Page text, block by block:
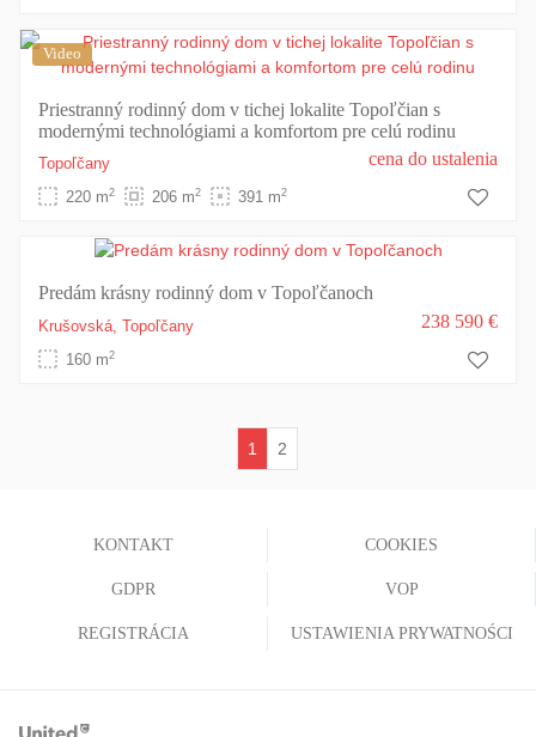
Video
Priestranný rodinný dom v tichej lokalite Topoľčian s
modernými technológiami a komfortom pre celú rodinu
Topoľčany
220 m2 206 m2 391 m2
cena do ustalenia
Predám krásny rodinný dom v Topoľčanoch
Krušovská, Topoľčany
160 m2
238 590 €
1
2
KONTAKT COOKIES
GDPR VOP
REGISTRÁCIA USTAWIENIA PRYWATNOŚCI